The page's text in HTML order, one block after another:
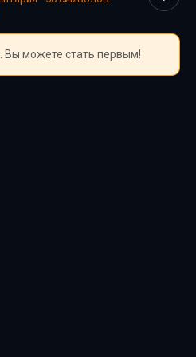
Вы можете стать первым!